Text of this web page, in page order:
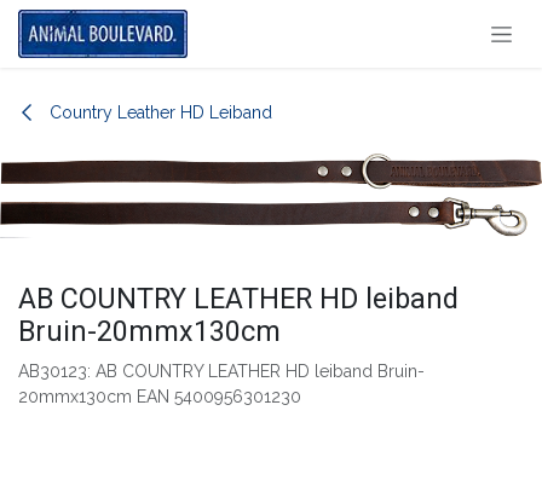
Overslaan naar inhoud
Country Leather HD Leiband
AB COUNTRY LEATHER HD leiband
Bruin-20mmx130cm
AB30123: AB COUNTRY LEATHER HD leiband Bruin-
20mmx130cm EAN 5400956301230